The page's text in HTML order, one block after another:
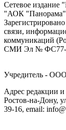
Сетевое
"АОК
связи,
коммуникаций
СМИ Эл № ФС77-
Учредитель -
Адрес редакции и
Ростов-на-Дону,
39-16, email: